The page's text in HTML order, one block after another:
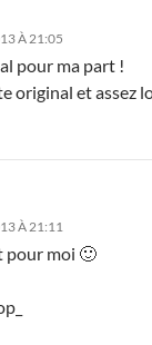
À 21:05
pour ma part !
original et assez
À 21:11
pour moi 🙂